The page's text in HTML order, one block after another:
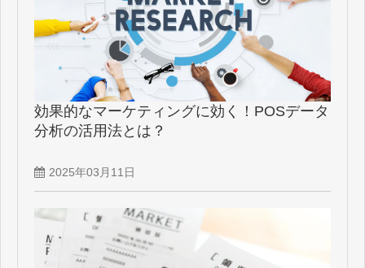
効果的なマーケティングに効く！POSデータ
分析の活用法とは？
2025年03月11日